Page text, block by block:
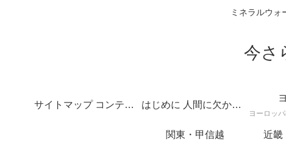
ミネラルウォ
今さ
サイトマップ コンテンツの目次 はじめに 人間に欠かせない水のテーマは深いというご挨拶
関東・甲信越
近畿